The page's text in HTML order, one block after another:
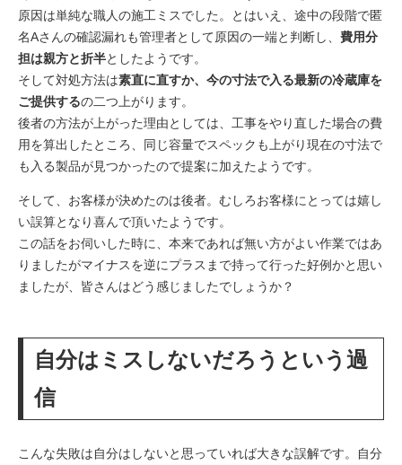
原因は単純な職人の施工ミスでした。とはいえ、途中の段階で匿
名Aさんの確認漏れも管理者として原因の一端と判断し、 費用分
担は親方と折半としたようです。
そして対処方法は素直に直すか、今の寸法で入る最新の冷蔵庫を
ご提供するの二つ上がります。
後者の方法が上がった理由としては、工事をやり直した場合の費
用を算出したところ、同じ容量でスペックも上がり現在の寸法で
も入る製品が見つかったので提案に加えたようです。
そして、お客様が決めたのは後者。むしろお客様にとっては嬉し
い誤算となり喜んで頂いたようです。
この話をお伺いした時に、本来であれば無い方がよい作業ではあ
りましたがマイナスを逆にプラスまで持って行った好例かと思い
ましたが、皆さんはどう感じましたでしょうか？
自分はミスしないだろうという過
信
こんな失敗は自分はしないと思っていれば大きな誤解です。自分